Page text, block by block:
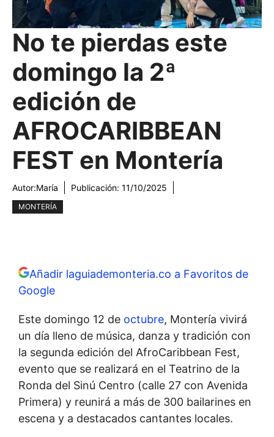
No te pierdas este
domingo la 2ª
edición de
AFROCARIBBEAN
FEST en Montería
Autor:María Publicación: 11/10/2025
MONTERÍA
Añadir laguiademonteria.co a Favoritos de
Google
Este domingo 12 de octubre, Montería vivirá
un día lleno de música, danza y tradición con
la segunda edición del AfroCaribbean Fest,
evento que se realizará en el Teatrino de la
Ronda del Sinú Centro (calle 27 con Avenida
Primera) y reunirá a más de 300 bailarines en
escena y a destacados cantantes locales.